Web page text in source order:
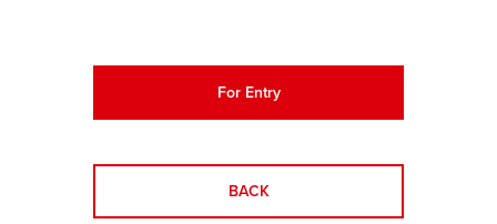
For Entry
BACK